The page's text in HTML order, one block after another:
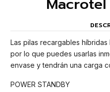
Las pilas recargables
por lo que puedes usarlas
envase y tendrán una carga
POWER STANDBY